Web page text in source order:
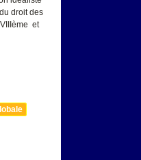
droit des
et